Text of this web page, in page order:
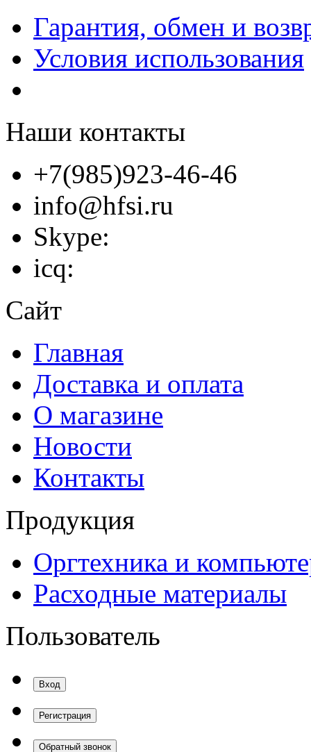
Гарантия, обмен и
Условия использования
Наши контакты
+7(985)923-46-46
info@hfsi.ru
Skype:
icq:
Сайт
Главная
Доставка и оплата
О магазине
Новости
Контакты
Продукция
Оргтехника и
Расходные материалы
Пользователь
Вход
Регистрация
Обратный звонок